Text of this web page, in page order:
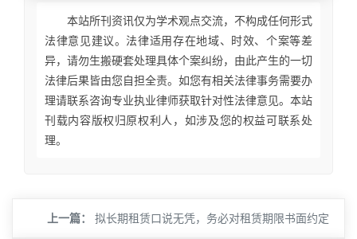
本站所刊资讯仅为学术观点交流，不构成任何形式
法律意见建议。法律适用存在地域、时效、个案等差
异，请勿生搬硬套处理具体个案纠纷，由此产生的一切
法律后果皆由您自担全责。如您有相关法律事务需要办
理请联系咨询专业执业律师获取针对性法律意见。本站
刊载内容版权归原权利人，如涉及您的权益可联系处
理。
上一篇： 拟长期租赁口说无凭，务必对租赁期限书面约定